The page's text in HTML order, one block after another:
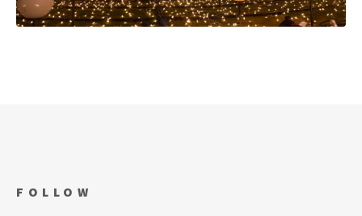
FOLLOW